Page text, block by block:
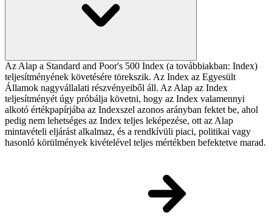
Az Alap a Standard and Poor's 500 Index (a továbbiakban: Index)
teljesítményének követésére törekszik. Az Index az Egyesült
Államok nagyvállalati részvényeiből áll. Az Alap az Index
teljesítményét úgy próbálja követni, hogy az Index valamennyi
alkotó értékpapírjába az Indexszel azonos arányban fektet be, ahol
pedig nem lehetséges az Index teljes leképezése, ott az Alap
mintavételi eljárást alkalmaz, és a rendkívüli piaci, politikai vagy
hasonló körülmények kivételével teljes mértékben befektetve marad.